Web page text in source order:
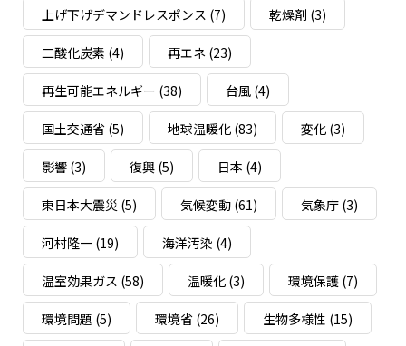
上げ下げデマンドレスポンス (7) 乾燥剤 (3)
二酸化炭素 (4) 再エネ (23)
再生可能エネルギー (38) 台風(4)
国土交通省(5) 地球温暖化(83) 変化(3)
影響(3) 復興(5) 日本 (4)
東日本大震災 (5) 気候変動(61) 気象庁(3)
河村隆一(19) 海洋汚染 (4)
温室効果ガス (58) 温暖化(3) 環境保護(7)
環境問題 (5) 環境省(26) 生物多様性 (15)